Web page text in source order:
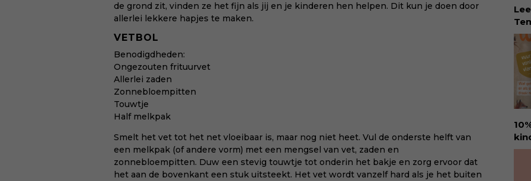
de grond zit, vinden ze het fijn als jij en je kinderen hen helpen. Dit kun je doen door
allerlei lekkere hapjes te maken.
VETBOL
Benodigdheden:
Ongezouten frituurvet
Allerlei zaden
Zonnebloempitten
Touwtje
Half melkpak
Smelt het vet tot het net vloeibaar is, maar nog niet heet. Vul de onderste helft van
een melkpak (of andere vorm) met een mengsel van vet, zaden en
zonnebloempitten. Duw een stevig touwtje tot onderin het bakje en zorg ervoor dat
het aan de bovenkant een stuk uitsteekt. Het vet wordt vanzelf hard als je het buiten
dé